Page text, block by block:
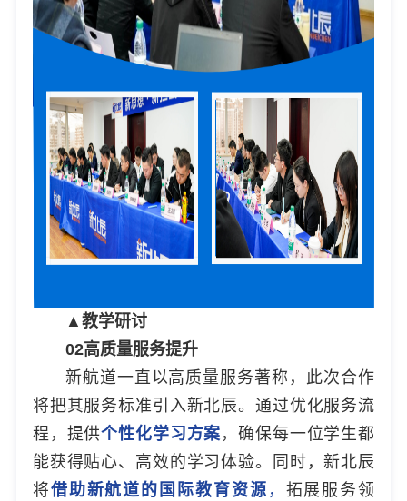
▲教学研讨
02高质量服务提升
新航道一直以高质量服务著称，此次合作
将把其服务标准引入新北辰。通过优化服务流
程，提供个性化学习方案 ，确保每一位学生都
能获得贴心、高效的学习体验。同时，新北辰
将借助新航道的国际教育资源 ， 拓展服务领